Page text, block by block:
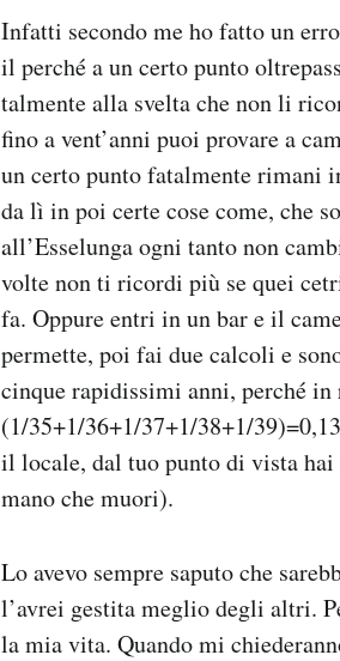
Infatti secondo me ho fatto un
il perché a un certo punto
talmente alla svelta che non li
fino a vent’anni puoi provare a
un certo punto fatalmente rimani
da lì in poi certe cose come, che
all’Esselunga ogni tanto non
volte non ti ricordi più se quei
fa. Oppure entri in un bar e il
permette, poi fai due calcoli e
cinque rapidissimi anni, perché in
(1/35+1/36+1/37+1/38+1/
il locale, dal tuo punto di vista
mano che muori).
Lo avevo sempre saputo che
l’avrei gestita meglio degli altri.
la mia vita. Quando mi